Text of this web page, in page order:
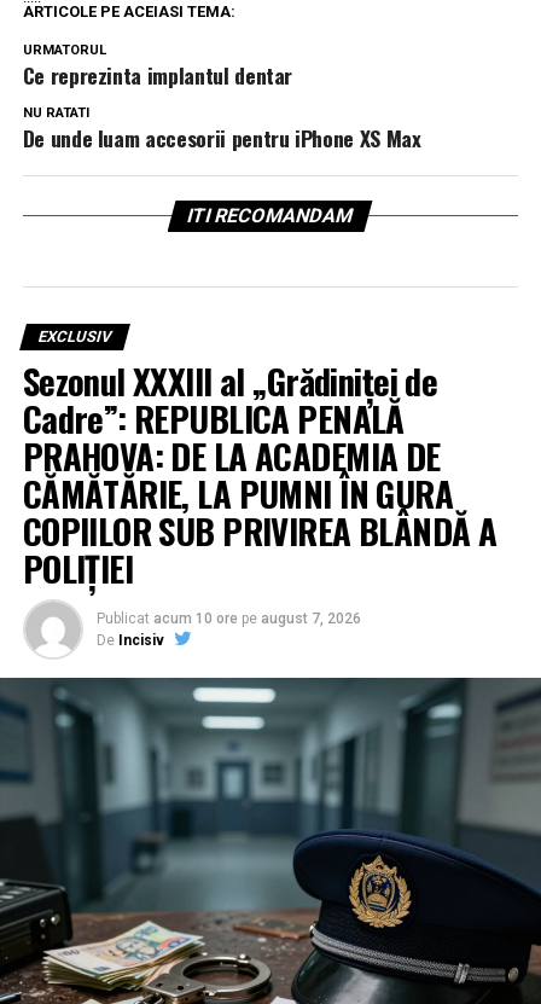
ARTICOLE PE ACEIASI TEMA:
URMATORUL
Ce reprezinta implantul dentar
NU RATATI
De unde luam accesorii pentru iPhone XS Max
ITI RECOMANDAM
EXCLUSIV
Sezonul XXXIII al „Grădiniței de
Cadre”: REPUBLICA PENALĂ
PRAHOVA: DE LA ACADEMIA DE
CĂMĂTĂRIE, LA PUMNI ÎN GURA
COPIILOR SUB PRIVIREA BLÂNDĂ A
POLIȚIEI
Publicat acum 10 ore pe august 7, 2026
De Incisiv